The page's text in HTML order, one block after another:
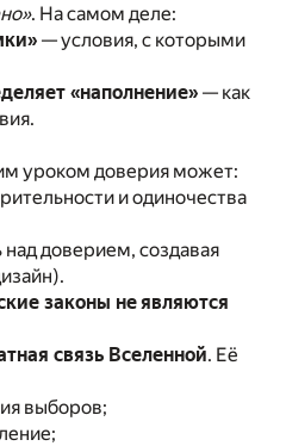
. На самом деле:
— условия, с которыми
«наполнение» — как
уроком доверия может:
и одиночества
доверием, создавая
законы не являются
связь Вселенной. Её
выборов;